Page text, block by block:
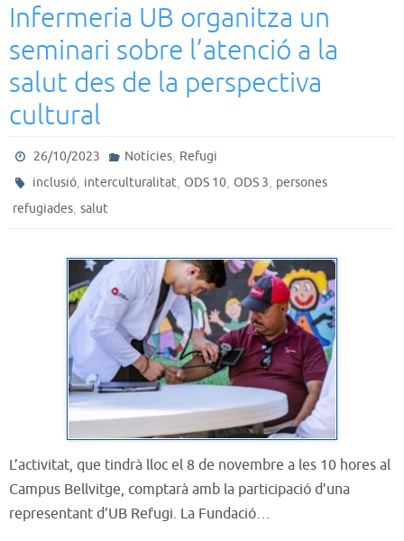
Infermeria UB organitza un
seminari sobre l’atenció a la
salut des de la perspectiva
cultural
26/10/2023 Notícies, Refugi
inclusió, interculturalitat,ODS 10,ODS 3, persones
refugiades, salut
L’activitat, que tindrà lloc el 8 de novembre a les 10 hores al
Campus Bellvitge, comptarà amb la participació d’una
representant d’UB Refugi. La Fundació…